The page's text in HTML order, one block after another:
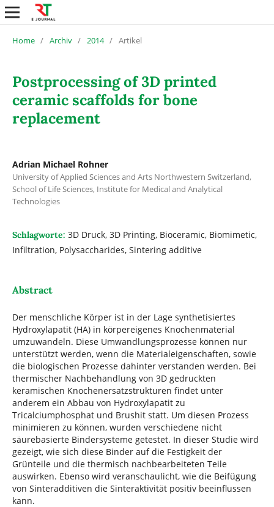
Home / Archiv / 2014 / Artikel
Postprocessing of 3D printed
ceramic scaffolds for bone
replacement
Adrian Michael Rohner
University of Applied Sciences and Arts Northwestern Switzerland,
School of Life Sciences, Institute for Medical and Analytical
Technologies
Schlagworte: 3D Druck, 3D Printing, Bioceramic, Biomimetic,
Infiltration, Polysaccharides, Sintering additive
Abstract
Der menschliche Körper ist in der Lage synthetisiertes
Hydroxylapatit (HA) in körpereigenes Knochenmaterial
umzuwandeln. Diese Umwandlungsprozesse können nur
unterstützt werden, wenn die Materialeigenschaften, sowie
die biologischen Prozesse dahinter verstanden werden. Bei
thermischer Nachbehandlung von 3D gedruckten
keramischen Knochenersatzstrukturen findet unter
anderem ein Abbau von Hydroxylapatit zu
Tricalciumphosphat und Brushit statt. Um diesen Prozess
minimieren zu können, wurden verschiedene nicht
säurebasierte Bindersysteme getestet. In dieser Studie wird
gezeigt, wie sich diese Binder auf die Festigkeit der
Grünteile und die thermisch nachbearbeiteten Teile
auswirken. Ebenso wird veranschaulicht, wie die Beifügung
von Sinteradditiven die Sinteraktivität positiv beeinflussen
kann.